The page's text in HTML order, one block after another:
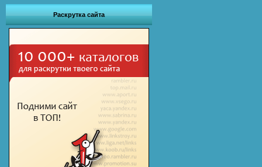
Раскрутка сайта